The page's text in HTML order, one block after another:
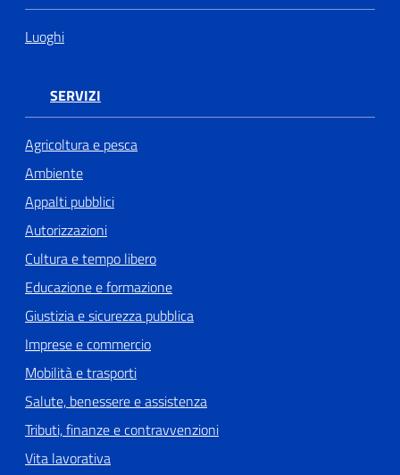
Luoghi
SERVIZI
Agricoltura e pesca
Ambiente
Appalti pubblici
Autorizzazioni
Cultura e tempo libero
Educazione e formazione
Giustizia e sicurezza pubblica
Imprese e commercio
Mobilità e trasporti
Salute, benessere e assistenza
Tributi, finanze e contravvenzioni
Vita lavorativa